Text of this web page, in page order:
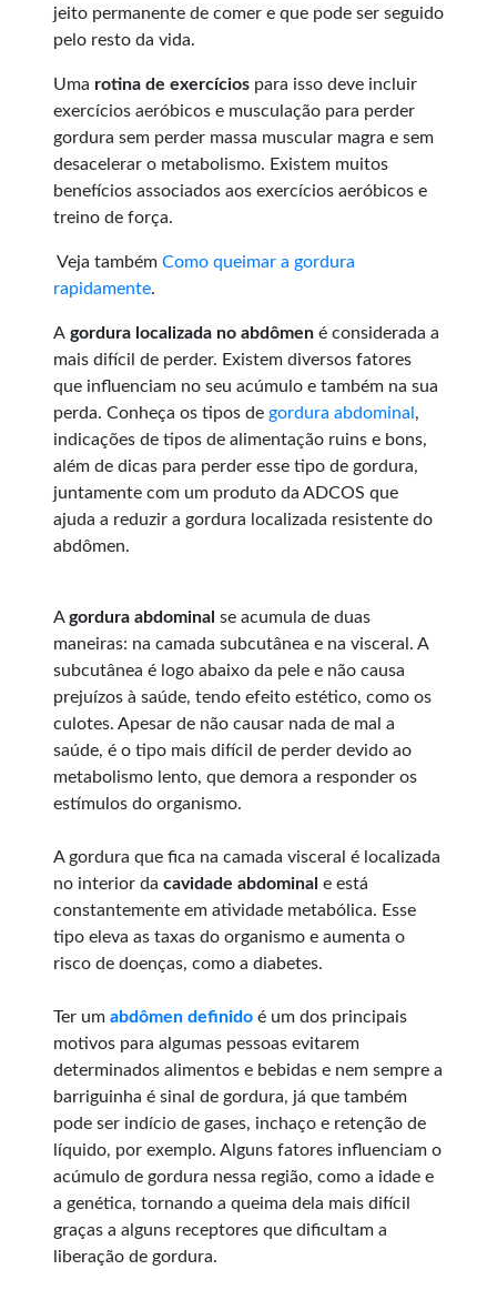
jeito permanente de comer e que pode ser seguido
pelo resto da vida.
Uma rotina de exercícios para isso deve incluir
exercícios aeróbicos e musculação para perder
gordura sem perder massa muscular magra e sem
desacelerar o metabolismo. Existem muitos
benefícios associados aos exercícios aeróbicos e
treino de força.
Veja também Como queimar a gordura
rapidamente.
A gordura localizada no abdômen é considerada a
mais difícil de perder. Existem diversos fatores
que influenciam no seu acúmulo e também na sua
perda. Conheça os tipos de gordura abdominal ,
indicações de tipos de alimentação ruins e bons,
além de dicas para perder esse tipo de gordura,
juntamente com um produto da ADCOS que
ajuda a reduzir a gordura localizada resistente do
abdômen.
Agordura abdominal se acumula de duas
maneiras: na camada subcutânea e na visceral. A
subcutânea é logo abaixo da pele e não causa
prejuízos à saúde, tendo efeito estético, como os
culotes. Apesar de não causar nada de mal a
saúde, é o tipo mais difícil de perder devido ao
metabolismo lento, que demora a responder os
estímulos do organismo.
A gordura que fica na camada visceral é localizada
no interior da cavidade abdominal e está
constantemente em atividade metabólica. Esse
tipo eleva as taxas do organismo e aumenta o
risco de doenças, como a diabetes.
Ter um abdômen definido é um dos principais
motivos para algumas pessoas evitarem
determinados alimentos e bebidas e nem sempre a
barriguinha é sinal de gordura, já que também
pode ser indício de gases, inchaço e retenção de
líquido, por exemplo. Alguns fatores influenciam o
acúmulo de gordura nessa região, como a idade e
a genética, tornando a queima dela mais difícil
graças a alguns receptores que dificultam a
liberação de gordura.